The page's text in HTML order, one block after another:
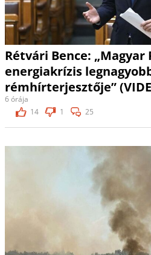
Rétvári Bence:
energiakrízis
rémhírterjesztője”
6 órája
14
1 25